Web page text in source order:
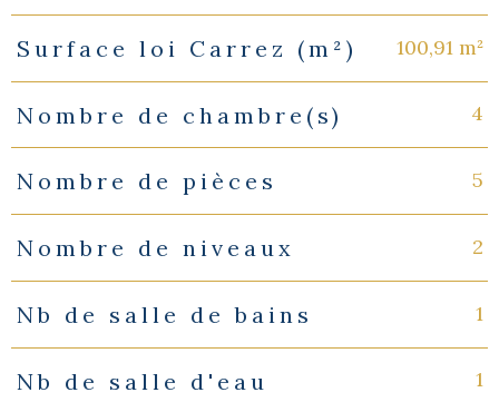
Surface loi Carrez (m²) 100,91 m²
Nombre de chambre(s) 4
Nombre de pièces 5
Nombre de niveaux 2
Nb de salle de bains 1
Nb de salle d'eau 1